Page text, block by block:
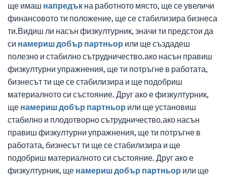
ще имаш напредък на работното място, ще се увеличи
финансовото ти положение, ще се стабилизира бизнеса
ти.Видиш ли насън физкултурник, значи ти предстои да
си намеришдобър партньор или ще създадеш
полезно и стабилно сътрудничество.ако насън правиш
физкултурни упражнения, ще ти потръгне в работата,
бизнесът ти ще се стабилизира и ще подобриш
материалното си състояние. Друг ако е физкултурник,
ще намеришдобър партньор или ще установиш
стабилно и плодотворно сътрудничество.ако насън
правиш физкултурни упражнения, ще ти потръгне в
работата, бизнесът ти ще се стабилизира и ще
подобриш материалното си състояние. Друг ако е
физкултурник, ще намеришдобър партньор или ще